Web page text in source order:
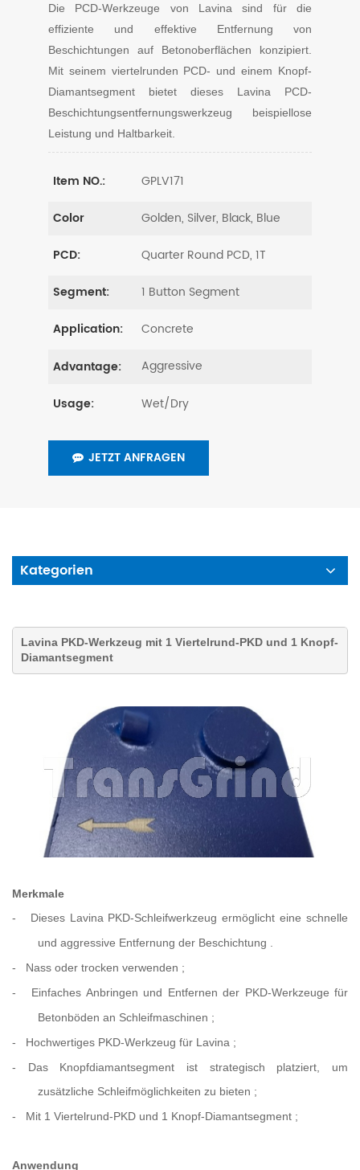
Die PCD-Werkzeuge von Lavina sind für die
effiziente und effektive Entfernung von
Beschichtungen auf Betonoberflächen konzipiert.
Mit seinem viertelrunden PCD- und einem Knopf-
Diamantsegment bietet dieses Lavina PCD-
Beschichtungsentfernungswerkzeug beispiellose
Leistung und Haltbarkeit.
Item NO.: GPLV171
Color Golden, Silver, Black, Blue
PCD: Quarter Round PCD, 1T
Segment: 1 Button Segment
Application: Concrete
Advantage: Aggressive
Usage: Wet/Dry
JETZT ANFRAGEN
Kategorien
Lavina PKD-Werkzeug mit 1 Viertelrund-PKD und 1 Knopf-
Diamantsegment
Merkmale
-
Dieses Lavina PKD-Schleifwerkzeug ermöglicht eine schnelle
und aggressive Entfernung der Beschichtung
-
Nass oder trocken verwenden ;
-
Einfaches Anbringen und Entfernen der PKD-Werkzeuge für
Betonböden an Schleifmaschinen ;
-
Hochwertiges PKD-Werkzeug für Lavina ;
- Das Knopfdiamantsegment ist strategisch platziert, um
zusätzliche Schleifmöglichkeiten zu bieten ;
-
Mit 1 Viertelrund-PKD und 1 Knopf-Diamantsegment ;
Anwendung